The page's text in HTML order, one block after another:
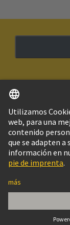
Argentina
© Grupo
Configuración de